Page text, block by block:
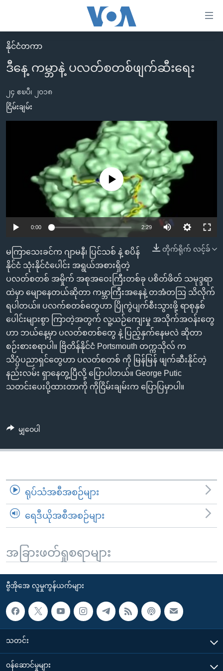
လွယ်ကူ
စေ
သည့်
Link
များ
စာမျက်နှာ
သို့
ကျော်
ကြည့်
ရန်
ရှာဖွေ
ရန်
နေရာ
သို့
ကျော်
ရန်
မူလစာမျက်နှာ
မြန်မာ
ကမ္ဘာ့သတင်းများ
နိုင်ငံတကာ
အစ္စရေး-ပါလက်စတိုင်း
ဗွီဒီယို
ရပ်ဝန်းတခု လမ်းတခု အလွန်
အင်္ဂလိပ်စာလေ့လာမယ်
အမေရိကန်သုံးအီဒီယံ
မကြေးမုံရဲ့ အင်္ဂလိပ်စာ
ရုပ်ရှင်ထဲက အင်္ဂလိပ်စာ
သုတပဒေသာ အင်္ဂလိပ်စာ
အပတ်စဉ်ကဏ္ဍများ
ရေဒီယိုနှင့်ရုပ်သံ အချက်အလက်များ
ရေဒီယို/တီဗွီအစီအစဉ်
ဗွီအိုအေ လူမှုကွန်ယက်များ
ဘာသာစကားများ
နိုင်ငံတကာ
ဒီနေ့ ကမ္ဘာနဲ့ ပလတ်စတစ်ဖျက်ဆီးရေး
၂၄ ဧၿပီ၊ ၂၀၁၈
ငြိမ်းချမ်း
No media source currently available
0:00 2:29
တိုက်ရိုက် လင့်ခ်
မကြာသေးခင်က ဂျာမနီ၊ ပြင်သစ် နဲ့ စပိန်
နိုင်ငံ သုံးနိုင်ငံပေါင်း အရွယ်အစားရှိတဲ့
ပလတ်စတစ် အမှိုက် အစုအဝေးကြီးတစ်ခု ပစိတ်ဖိတ် သမုဒ္ဒရာ
ထဲမှာ မျောနေတယ်ဆိုတာ ကမ္ဘာကြီးအနေနဲ့ တအံတသြ သိလိုက်
ရပါတယ်။ ပလက်စတစ်တွေဟာ ပြိုကွဲပျက်စီးသွားဖို့ ရာစုနှစ်
ပေါင်းများစွာ ကြာတဲ့အတွက် လူ့ယဉ်ကျေးမှု အသိုက်အဝန်းတွေ
ဟာ ဘယ်နေ့မှာ ပလတ်စတစ်တွေ နဲ့ ပြည့်နှက်နေမလဲ ဆိုတာ
စဉ်းစားစရာပါ။ ဗြိတိန်နိုင်ငံ Portsmouth တက္ကသိုလ် က
သိပ္ပံပညာရှင်တွေဟာ ပလတ်စတစ် ကို မြန်မြန် ဖျက်ဆီးနိုင်တဲ့
နည်းလမ်း ရှာနေတွ့ပြီလို့ ပြောပါတယ်။ George Putic
သတင်းပေးပို့ထားတာကို ကိုငြိမ်းချမ်းက ပြောပြမှာပါ။
မျှဝေပါ
ရုပ်သံအစီအစဉ်များ
ရေဒီယိုအစီအစဉ်များ
အခြားဖတ်ရှုစရာများ
ဗွီအိုအေ လူမှုကွန်ယက်များ
သတင်း
၀န်ဆောင်မှုများ